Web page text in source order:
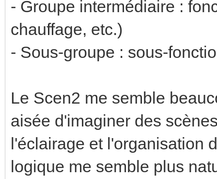
- Groupe intermédiaire :
chauffage, etc.)
- Sous-groupe : sous-
Le Scen2 me semble
aisée d'imaginer des
l'éclairage et l'organisation
logique me semble plus